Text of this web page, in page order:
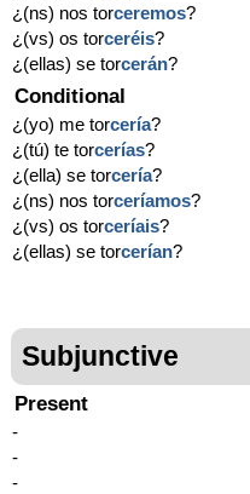
¿(ns) nos torceremos?
¿(vs) os torceréis?
¿(ellas) se torcerán?
Conditional
¿(yo) me torcería?
¿(tú) te torcerías?
¿(ella) se torcería?
¿(ns) nos torceríamos?
¿(vs) os torceríais?
¿(ellas) se torcerían?
Subjunctive
Present
-
-
-